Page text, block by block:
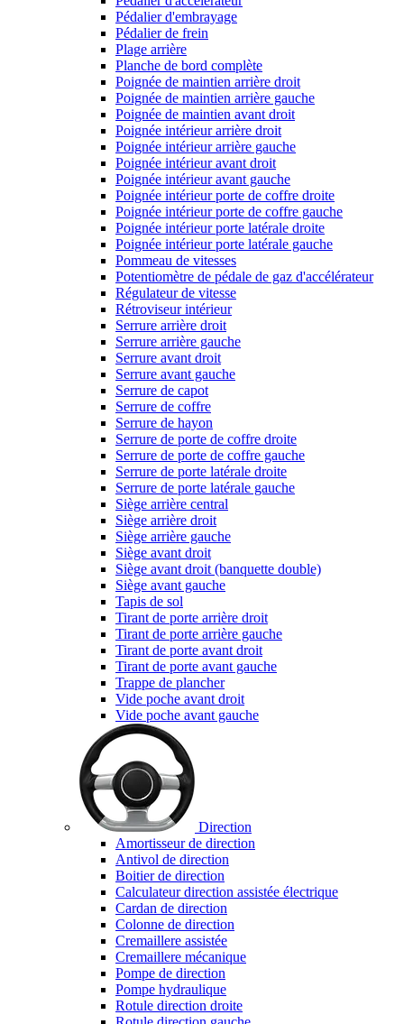
Pédalier d'embrayage
Pédalier de frein
Plage arrière
Planche de bord complète
Poignée de maintien arrière droit
Poignée de maintien arrière gauche
Poignée de maintien avant droit
Poignée intérieur arrière droit
Poignée intérieur arrière gauche
Poignée intérieur avant droit
Poignée intérieur avant gauche
Poignée intérieur porte de coffre droite
Poignée intérieur porte de coffre gauche
Poignée intérieur porte latérale droite
Poignée intérieur porte latérale gauche
Pommeau de vitesses
Potentiomètre de pédale de gaz d'accélérateur
Régulateur de vitesse
Rétroviseur intérieur
Serrure arrière droit
Serrure arrière gauche
Serrure avant droit
Serrure avant gauche
Serrure de capot
Serrure de coffre
Serrure de hayon
Serrure de porte de coffre droite
Serrure de porte de coffre gauche
Serrure de porte latérale droite
Serrure de porte latérale gauche
Siège arrière central
Siège arrière droit
Siège arrière gauche
Siège avant droit
Siège avant droit (banquette double)
Siège avant gauche
Tapis de sol
Tirant de porte arrière droit
Tirant de porte arrière gauche
Tirant de porte avant droit
Tirant de porte avant gauche
Trappe de plancher
Vide poche avant droit
Vide poche avant gauche
Direction
Amortisseur de direction
Antivol de direction
Boitier de direction
Calculateur direction assistée électrique
Cardan de direction
Colonne de direction
Cremaillere assistée
Cremaillere mécanique
Pompe de direction
Pompe hydraulique
Rotule direction droite